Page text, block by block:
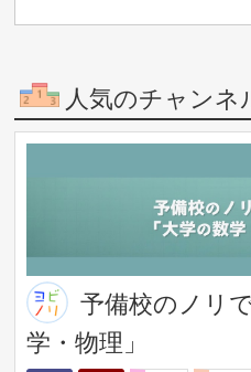
人気のチャンネ
予備校のノリ
学・物理」